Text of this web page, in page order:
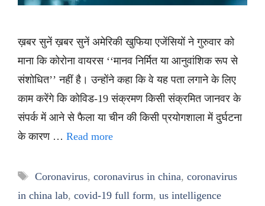
ख़बर सुनें ख़बर सुनें अमेरिकी खुफिया एजेंसियों ने गुरुवार को
माना कि कोरोना वायरस ‘‘मानव निर्मित या आनुवांशिक रूप से
संशोधित’’ नहीं है। उन्होंने कहा कि वे यह पता लगाने के लिए
काम करेंगे कि कोविड-19 संक्रमण किसी संक्रमित जानवर के
संपर्क में आने से फैला या चीन की किसी प्रयोगशाला में दुर्घटना
के कारण … Read more
Tags
Coronavirus, coronavirus in china, coronavirus
in china lab, covid-19 full form, us intelligence